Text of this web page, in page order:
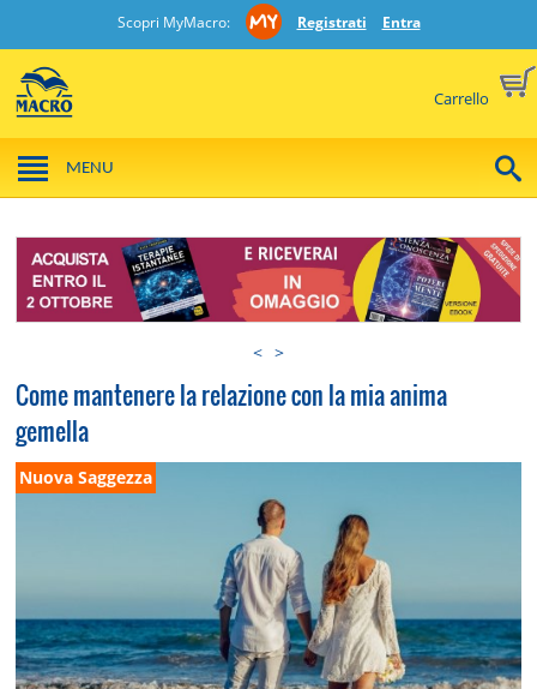
Scopri MyMacro: Registrati Entra
Carrello
MENU
< >
Come mantenere la relazione con la mia anima
gemella
Nuova Saggezza